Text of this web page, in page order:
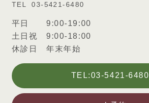
03-5421-6480
平日 9:00-19:00
土日祝 9:00-18:00
休診日 年末年始
TEL:03-5421-6480